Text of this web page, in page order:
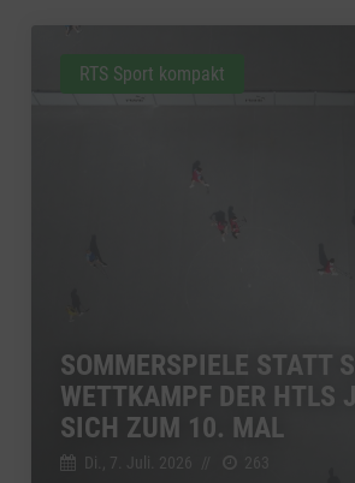
SOMMERSPIELE STATT
WETTKAMPF DER HTLS
SICH ZUM 10. MAL
Di., 7. Juli. 2026
RTS Sport kompakt